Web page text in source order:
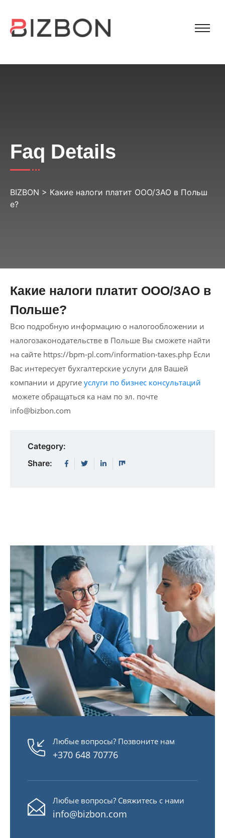
Faq Details
BIZBON > Какие налоги платит ООО/ЗАО в Польш
е?
Какие налоги платит ООО/ЗАО в
Польше?
Всю подробную информацию о налогообложении и
налогозаконодательстве в Польше Вы сможете найти
на сайте https://bpm-pl.com/information-taxes.php Если
Вас интересует бухгалтерские услуги для Вашей
компании и другие услуги по бизнес консультаций
можете обращаться ка нам по эл. почте
info@bizbon.com
Category:
Share:
Любые вопросы? Позвоните нам
+370 648 70776
Любые вопросы? Свяжитесь с нами
info@bizbon.com